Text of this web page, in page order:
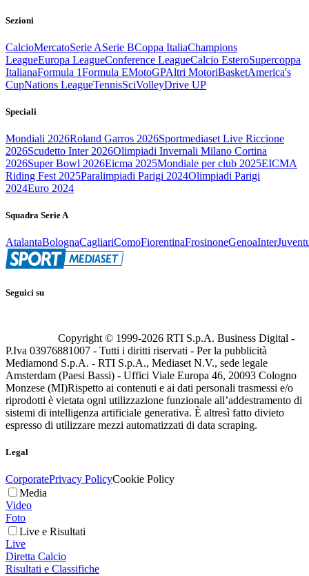
Sezioni
CalcioMercatoSerie ASerie BCoppa ItaliaChampions
LeagueEuropa LeagueConference LeagueCalcio EsteroSupercoppa
ItalianaFormula 1Formula EMotoGPAltri MotoriBasketAmerica's
CupNations LeagueTennisSciVolleyDrive UP
Speciali
Mondiali 2026Roland Garros 2026Sportmediaset Live Riccione
2026Scudetto Inter 2026Olimpiadi Invernali Milano Cortina
2026Super Bowl 2026Eicma 2025Mondiale per club 2025EICMA
Riding Fest 2025Paralimpiadi Parigi 2024Olimpiadi Parigi
2024Euro 2024
Squadra Serie A
AtalantaBolognaCagliariComoFiorentinaFrosinoneGenoaInter
Seguici su
Copyright © 1999-2026 RTI S.p.A. Business Digital -
P.Iva 03976881007 - Tutti i diritti riservati - Per la pubblicità
Mediamond S.p.A. - RTI S.p.A., Mediaset N.V., sede legale
Amsterdam (Paesi Bassi) - Uffici Viale Europa 46, 20093 Cologno
Monzese (MI)Rispetto ai contenuti e ai dati personali trasmessi e/o
riprodotti è vietata ogni utilizzazione funzionale all’addestramento di
sistemi di intelligenza artificiale generativa. È altresì fatto divieto
espresso di utilizzare mezzi automatizzati di data scraping.
Legal
CorporatePrivacy PolicyCookie Policy
Media
Video
Foto
Live e Risultati
Live
Diretta Calcio
Risultati e Classifiche